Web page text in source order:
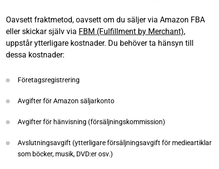
Oavsett fraktmetod, oavsett om du säljer via Amazon FBA
eller skickar själv via FBM (Fulfillment by Merchant),
uppstår ytterligare kostnader. Du behöver ta hänsyn till
dessa kostnader:
Företagsregistrering
Avgifter för Amazon säljarkonto
Avgifter för hänvisning (försäljningskommission)
Avslutningsavgift (ytterligare försäljningsavgift för medieartiklar
som böcker, musik, DVD:er osv.)